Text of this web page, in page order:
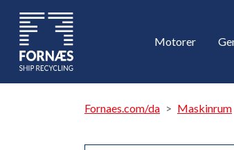
Motorer
Fornaes.com/da Maskinrum